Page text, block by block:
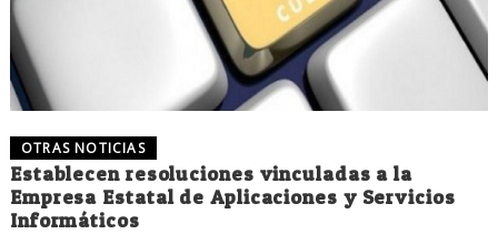
OTRAS NOTICIAS
Establecen resoluciones vinculadas a la
Empresa Estatal de Aplicaciones y Servicios
Informáticos